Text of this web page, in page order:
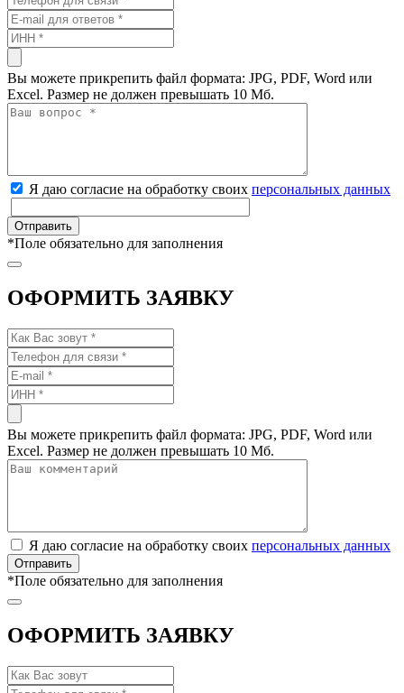
Вы можете прикрепить файл формата: JPG, PDF, Word или
Excel. Размер не должен превышать 10 Мб.
Я даю согласие на обработку своих персональных данных
*Поле обязательно для заполнения
ОФОРМИТЬ ЗАЯВКУ
Вы можете прикрепить файл формата: JPG, PDF, Word или
Excel. Размер не должен превышать 10 Мб.
Я даю согласие на обработку своих персональных данных
*Поле обязательно для заполнения
ОФОРМИТЬ ЗАЯВКУ